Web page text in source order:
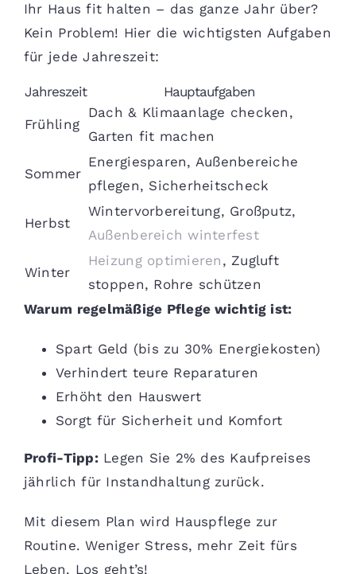
Ihr Haus fit halten – das ganze Jahr über?
Kein Problem! Hier die wichtigsten Aufgaben
für jede Jahreszeit:
Jahreszeit Hauptaufgaben
Frühling
Dach & Klimaanlage checken,
Garten fit machen
Sommer
Energiesparen, Außenbereiche
pflegen, Sicherheitscheck
Herbst
Wintervorbereitung, Großputz,
Außenbereich winterfest
Winter
Heizung optimieren , Zugluft
stoppen, Rohre schützen
Warum regelmäßige Pflege wichtig ist:
Spart Geld (bis zu 30% Energiekosten)
Verhindert teure Reparaturen
Erhöht den Hauswert
Sorgt für Sicherheit und Komfort
Profi-Tipp:Legen Sie 2% des Kaufpreises
jährlich für Instandhaltung zurück.
Mit diesem Plan wird Hauspflege zur
Routine. Weniger Stress, mehr Zeit fürs
Leben. Los geht’s!